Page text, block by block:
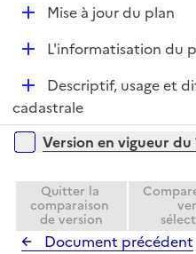
r
D
e
r
Mise à jour du plan
D
l
e
r
L'informatisation du
D
é
p
e
r
Descriptif, usage et
cadastrale
Versions sur la période
Version en vigueur
Quitter la
comparaison
de version
Document précédent